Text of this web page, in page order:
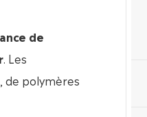
de
. Les
de polymères